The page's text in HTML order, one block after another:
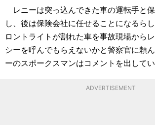
レニーは突っ込んできた車の運転手と
し、後は保険会社に任せることになるら
ロントライトが割れた車を事故現場から
シーを呼んでもらえないかと警察官に頼
ーのスポークスマンはコメントを出してい
ADVERTISEMENT